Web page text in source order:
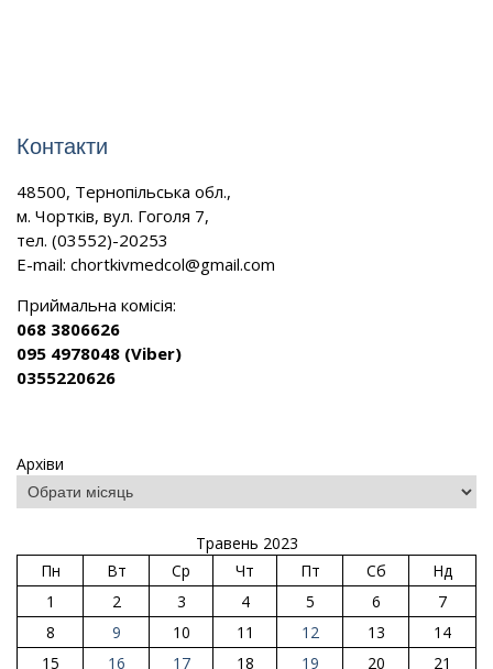
Контакти
48500, Тернопільська обл.,
м. Чортків, вул. Гоголя 7,
тел. (03552)-20253
E-mail: chortkivmedcol@gmail.com
Приймальна комісія:
068 3806626
095 4978048 (Viber)
0355220626
Архіви
Травень 2023
Пн
Вт Ср Чт Пт Сб
Нд
1
2 3 4 5 6
7
8
9 10 11 12 13
14
15
16 17 18 19 20 21